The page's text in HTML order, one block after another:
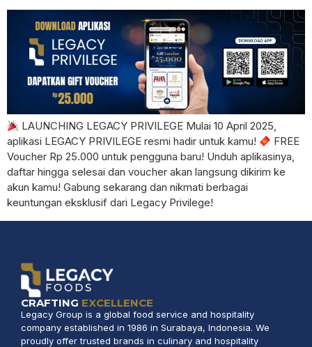
LAUNCHING LEGACY PRIVILEGE Mulai 10 April 2025,
aplikasi LEGACY PRIVILEGE resmi hadir untuk kamu!
FREE
Voucher Rp 25.000 untuk pengguna baru! Unduh aplikasinya,
daftar hingga selesai dan voucher akan langsung dikirim ke
akun kamu! Gabung sekarang dan nikmati berbagai
keuntungan eksklusif dari Legacy Privilege!
CRAFTING EXCELLENCE
Legacy Group is a global food service and hospitality
company established in 1986 in Surabaya, Indonesia. We
proudly offer trusted brands in culinary and hospitality